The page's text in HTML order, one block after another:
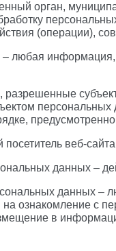
орган,
(операции),
любая информация,
веб-
данных –
данных –
ознакомление с
в